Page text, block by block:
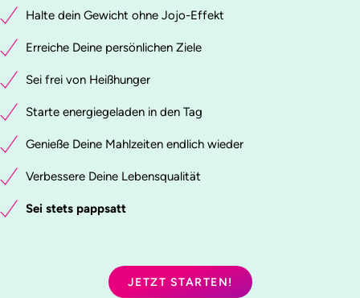
Halte dein Gewicht ohne Jojo-Effekt
Erreiche Deine persönlichen Ziele
Sei frei von Heißhunger
Starte energiegeladen in den Tag
Genieße Deine Mahlzeiten endlich wieder
Verbessere Deine Lebensqualität
Sei stets pappsatt
JETZT STARTEN!